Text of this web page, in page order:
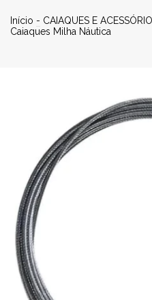
Início - CAIAQUES E
Caiaques Milha Náutica